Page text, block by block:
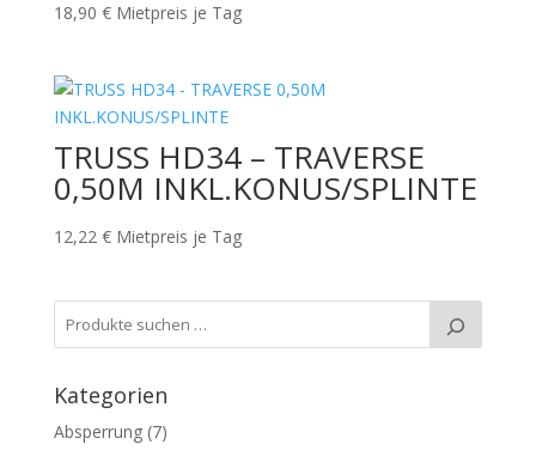
18,90 € Mietpreis je Tag
TRUSS HD34 – TRAVERSE
0,50M INKL.KONUS/SPLINTE
12,22 € Mietpreis je Tag
Kategorien
Absperrung (7)